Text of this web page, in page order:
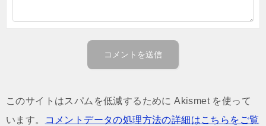
このサイトはスパムを低減するために Akismet を使って
います。
コメントデータの処理方法の詳細はこちらをご覧